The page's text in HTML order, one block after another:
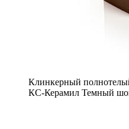
Клинкерный
КС-Керамил Темный